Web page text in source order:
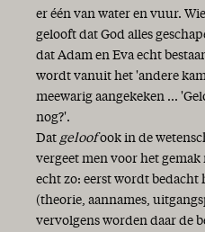
er één van water en vuur.
gelooft dat God alles
dat Adam en Eva echt
wordt vanuit het 'andere
meewarig aangekeken ...
nog?'.
Dat geloofook in de
vergeet men voor het gemak
echt zo: eerst wordt
(theorie, aannames,
vervolgens worden daar de